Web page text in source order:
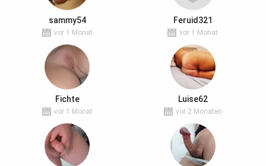
sammy54
vor 1 Monat
Feruid321
vor 1 Monat
Fichte
vor 1 Monat
Luise62
vor 2 Monaten